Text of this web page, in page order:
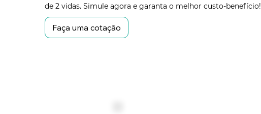
de 2 vidas. Simule agora e garanta o melhor custo-benefício!
Faça uma cotação